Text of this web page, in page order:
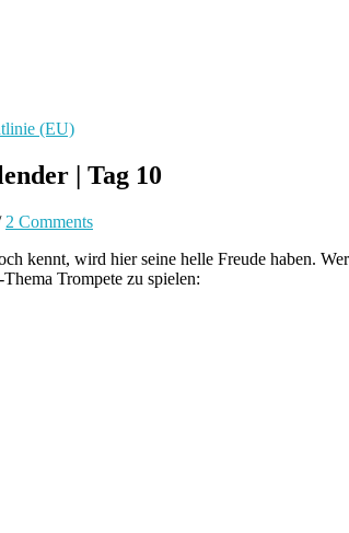
(EU)
| Tag 10
2 Comments
kennt, wird hier seine helle Freude haben.
Trompete zu spielen: